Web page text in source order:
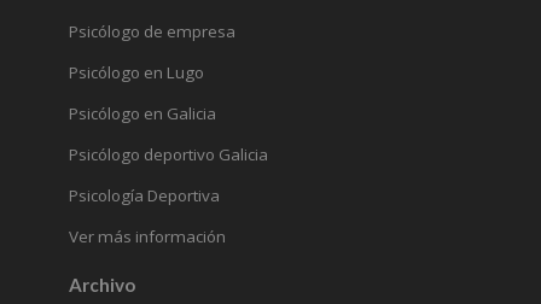
Psicólogo de empresa
Psicólogo en Lugo
Psicólogo en Galicia
Psicólogo deportivo Galicia
Psicología Deportiva
Ver más información
Archivo